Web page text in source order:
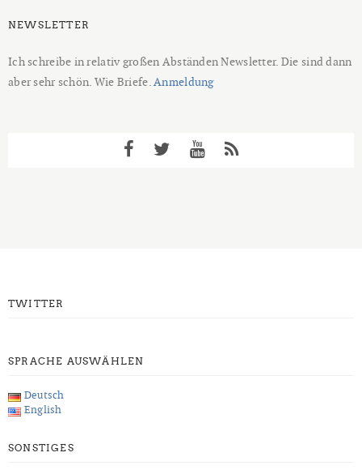
NEWSLETTER
Ich schreibe in relativ großen Abständen Newsletter. Die sind dann
aber sehr schön. Wie Briefe. Anmeldung
TWITTER
SPRACHE AUSWÄHLEN
Deutsch
English
SONSTIGES